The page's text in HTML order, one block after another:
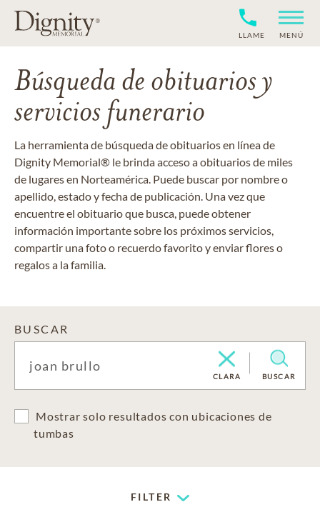
LLAME MENÚ
Búsqueda de obituarios y
servicios funerario
La herramienta de búsqueda de obituarios en línea de
Dignity Memorial® le brinda acceso a obituarios de miles
de lugares en Norteamérica. Puede buscar por nombre o
apellido, estado y fecha de publicación. Una vez que
encuentre el obituario que busca, puede obtener
información importante sobre los próximos servicios,
compartir una foto o recuerdo favorito y enviar flores o
regalos a la familia.
BUSCAR
CLARA BUSCAR
Mostrar solo resultados con ubicaciones de
tumbas
FILTER